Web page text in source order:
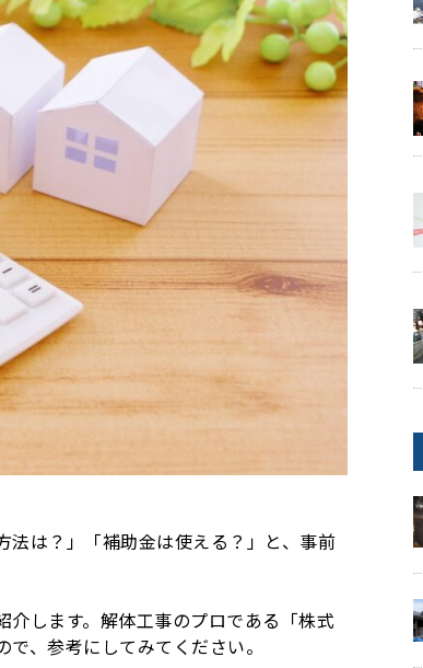
は？」「補助金は使える？」と、事前
介します。解体工事のプロである「株式
、参考にしてみてください。